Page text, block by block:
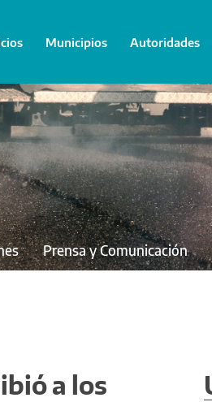
Municipios Autoridades
Prensa y Comunicación
a los